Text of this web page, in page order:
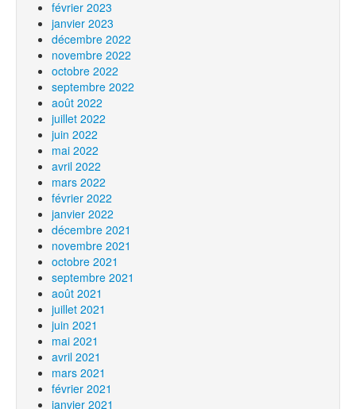
février 2023
janvier 2023
décembre 2022
novembre 2022
octobre 2022
septembre 2022
août 2022
juillet 2022
juin 2022
mai 2022
avril 2022
mars 2022
février 2022
janvier 2022
décembre 2021
novembre 2021
octobre 2021
septembre 2021
août 2021
juillet 2021
juin 2021
mai 2021
avril 2021
mars 2021
février 2021
janvier 2021